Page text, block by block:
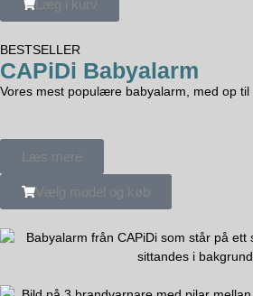
Læg i kurv
BESTSELLER
CAPiDi Babyalarm
Vores mest populære babyalarm, med op
Læs mere
Vælg model og køb